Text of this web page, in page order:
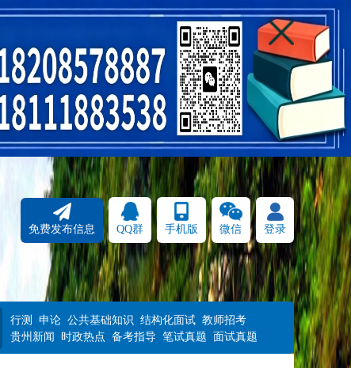
免费发布信息 QQ群 手机版 微信 登录
行测 申论 公共基础知识 结构化面试 教师招考
贵州新闻
时政热点 备考指导 笔试真题 面试真题